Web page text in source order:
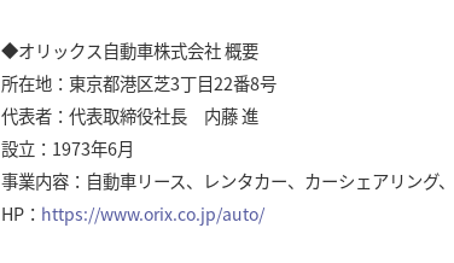
◆オリックス自動車株式会社 概要
所在地：東京都港区芝3丁目22番8号
代表者：代表取締役社長 内藤 進
設立：1973年6月
事業内容：自動車リース、レンタカー、カーシェアリング
HP： https://www.orix.co.jp/auto/